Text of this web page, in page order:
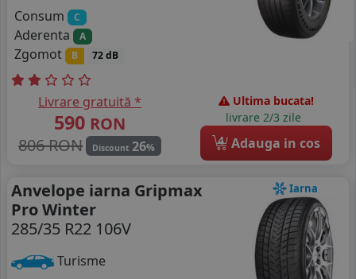
Consum
C
Aderenta A
Zgomot B 72 dB
Livrare gratuită *
590 RON
806 RON
Discount 26%
Ultima bucata!
livrare 2/3 zile
4 Adauga in cos
Iarna
Anvelope iarna Gripmax
Pro Winter
285/35 R22 106V
Turisme